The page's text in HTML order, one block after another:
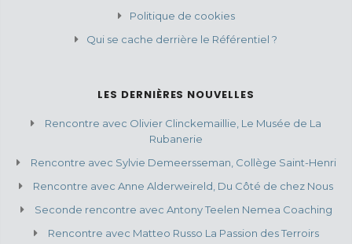
Politique de cookies
Qui se cache derrière le Référentiel ?
LES DERNIÈRES NOUVELLES
Rencontre avec Olivier Clinckemaillie, Le Musée de La
Rubanerie
Rencontre avec Sylvie Demeersseman, Collège Saint-Henri
Rencontre avec Anne Alderweireld, Du Côté de chez Nous
Seconde rencontre avec Antony Teelen Nemea Coaching
Rencontre avec Matteo Russo La Passion des Terroirs